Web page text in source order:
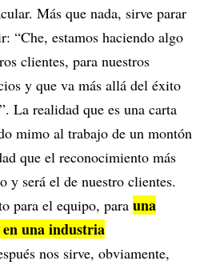
Más que nada, sirve parar
“Che, estamos haciendo algo
clientes, para nuestros
y que va más allá del éxito
La realidad que es una carta
mimo al trabajo de un montón
que el reconocimiento más
y será el de nuestro clientes.
para el equipo, para una
en una industria
nos sirve, obviamente,